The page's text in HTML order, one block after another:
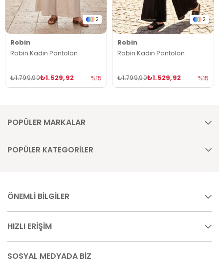
2
Robin
Robin Kadın Pantolon
₺1.529,92
₺1.799,90 %15
2
Robin
Robin Kadın Pantolon
₺1.529,92
₺1.799,90 %15
POPÜLER MARKALAR
POPÜLER KATEGORİLER
ÖNEMLİ BİLGİLER
HIZLI ERİŞİM
SOSYAL MEDYADA BİZ